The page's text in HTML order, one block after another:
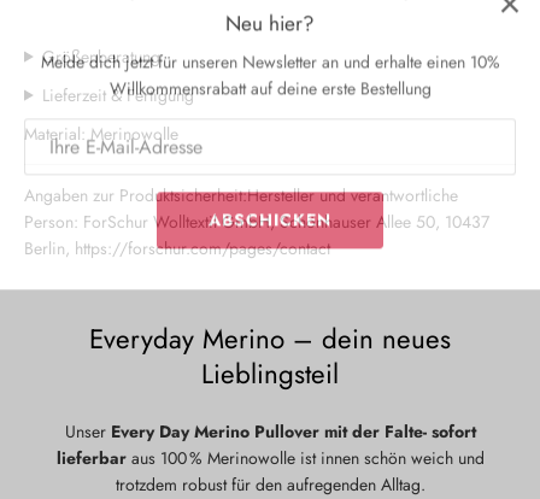
Größenberatung
Lieferzeit & Fertigung
Material: Merinowolle
Angaben zur Produktsicherheit:Hersteller und verantwortliche
Person: ForSchur Wolltextil GmbH, Schönhauser Allee 50, 10437
Berlin, https://forschur.com/pages/contact
Everyday Merino – dein neues
Lieblingsteil
Unser Every Day Merino Pullover mit der Falte- sofort
lieferbaraus 100 % Merinowolle ist innen schön weich und
trotzdem robust für den aufregenden Alltag.
Melde dich jetzt für unseren Newsletter an und erhalte einen 10%
Willkommensrabatt auf deine erste Bestellung